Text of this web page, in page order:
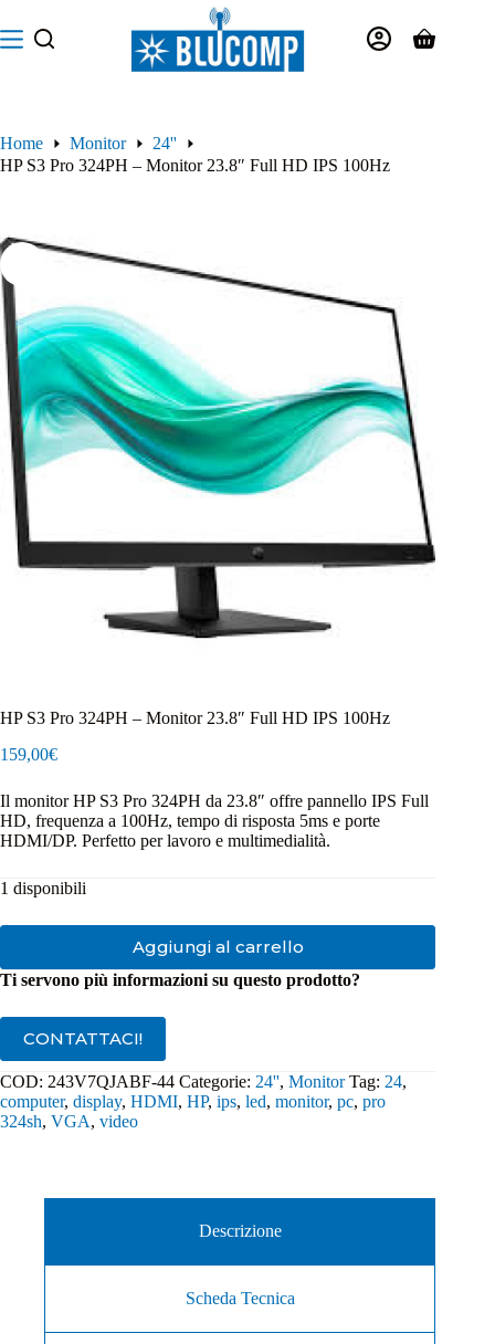
al
contenuto
Carrello
Home Monitor
24''
HP S3 Pro 324PH – Monitor 23.8″ Full HD IPS 100Hz
HP S3 Pro 324PH – Monitor 23.8″ Full HD IPS 100Hz
159,00€
Il monitor HP S3 Pro 324PH da 23.8″ offre pannello IPS Full
HD, frequenza a 100Hz, tempo di risposta 5ms e porte
HDMI/DP. Perfetto per lavoro e multimedialità.
1 disponibili
Aggiungi al carrello
Ti servono più informazioni su questo prodotto?
CONTATTACI!
COD: 243V7QJABF-44 Categorie: 24'', Monitor Tag: 24,
computer, display, HDMI, HP, ips, led, monitor, pc, pro
324sh, VGA, video
Descrizione
Scheda Tecnica